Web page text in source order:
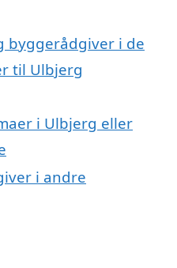
byggerådgiver i de
til Ulbjerg
i Ulbjerg eller
i andre